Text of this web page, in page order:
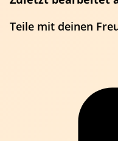
Teile mit deinen